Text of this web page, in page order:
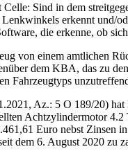
Sind in dem
erkennt und/
die erkenne, ob
von einem amtlichen
dem KBA, das zu
Fahrzeugtyps
Az.: 5 O 189/20)
Achtzylindermotor
Euro nebst Zinsen
dem 6. August 2020 zu